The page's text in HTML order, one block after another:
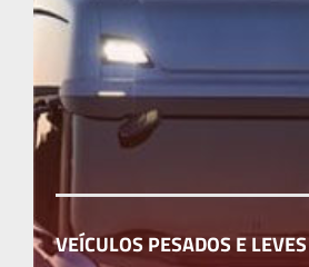
VEÍCULOS PESADOS E LEVES